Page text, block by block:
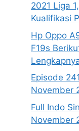
2021 Liga
Kualifikasi
Hp Oppo
F19s
Episode
November
Full Indo
November